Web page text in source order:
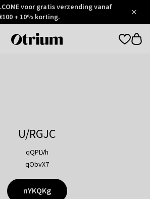
voor gratis verzending vanaf
+ 10% korting.
Otrium
U/RGJC
qQPLVh
qObvX7
nYKQKg